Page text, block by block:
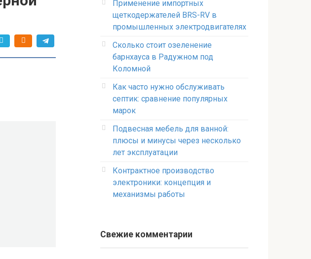
Применение импортных
щеткодержателей BRS-RV в
промышленных электродвигателях
Сколько стоит озеленение
барнхауса в Радужном под
Коломной
Как часто нужно обслуживать
септик: сравнение популярных
марок
Подвесная мебель для ванной:
плюсы и минусы через несколько
лет эксплуатации
Контрактное производство
электроники: концепция и
механизмы работы
Свежие комментарии